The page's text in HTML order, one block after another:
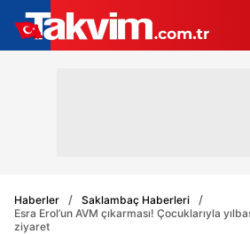
Haberler
Saklambaç Haberleri
Esra Erol’un AVM çıkarması! Çocuklarıyla
ziyaret